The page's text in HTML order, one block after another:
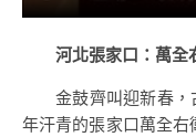
河北張家口：萬全
金鼓齊叫迎新春
年汗青的張家口萬全